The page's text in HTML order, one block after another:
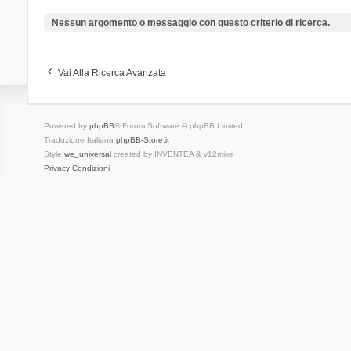
Nessun argomento o messaggio con questo criterio di ricerca.
Vai Alla Ricerca Avanzata
Powered by phpBB® Forum Software © phpBB Limited
Traduzione Italiana phpBB-Store.it
Style we_universalcreated by INVENTEA & v12mike
Privacy Condizioni